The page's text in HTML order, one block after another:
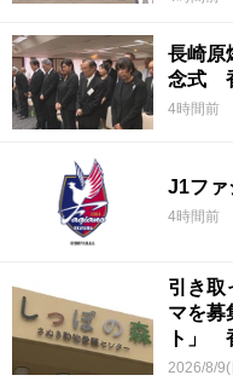
長崎原
念式
4時間前
J1フ
4時間前
引き取
マを
ト」
2026/8/